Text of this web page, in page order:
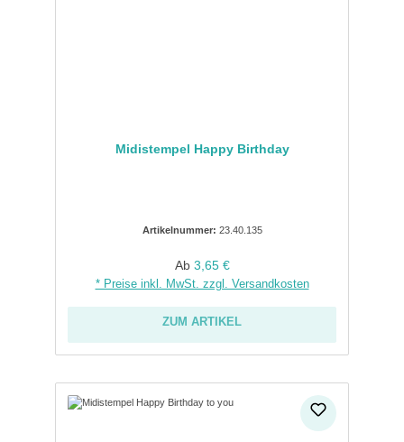
Midistempel Happy Birthday
Artikelnummer: 23.40.135
Regulärer Preis:
Ab 3,65 €
* Preise inkl. MwSt. zzgl. Versandkosten
ZUM ARTIKEL